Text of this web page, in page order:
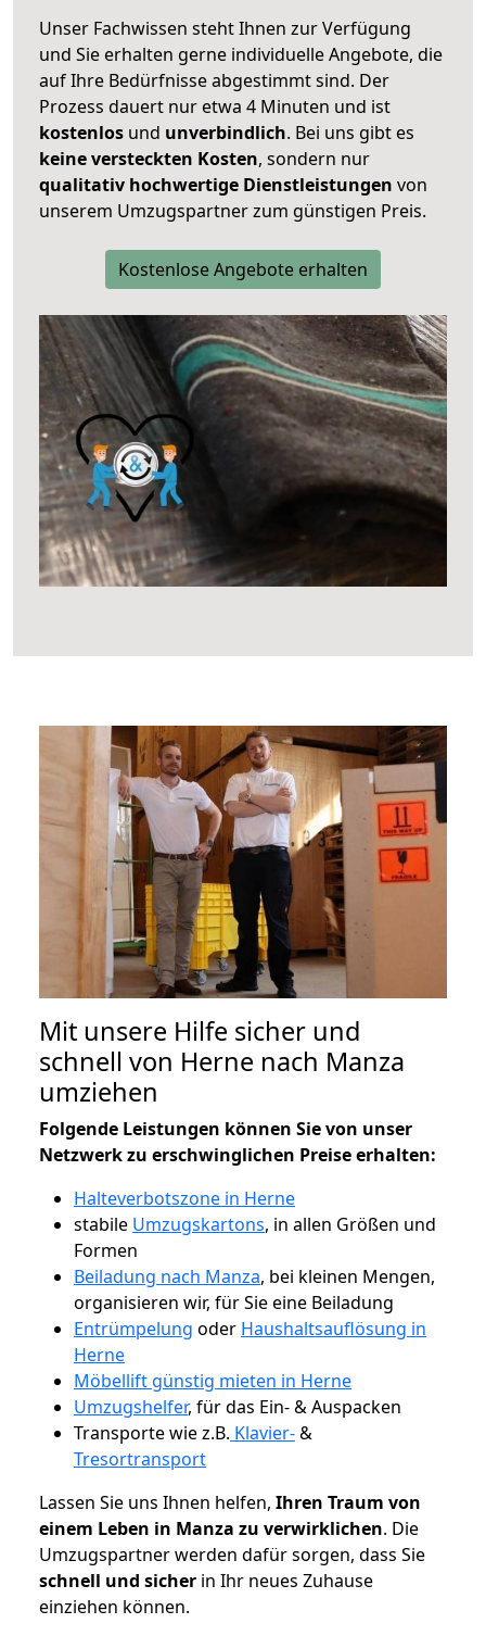
Unser Fachwissen steht Ihnen zur Verfügung
und Sie erhalten gerne individuelle Angebote, die
auf Ihre Bedürfnisse abgestimmt sind. Der
Prozess dauert nur etwa 4 Minuten und ist
kostenlos und unverbindlich. Bei uns gibt es
keine versteckten Kosten, sondern nur
qualitativ hochwertige Dienstleistungen von
unserem Umzugspartner zum günstigen Preis.
Kostenlose Angebote erhalten
Mit unsere Hilfe sicher und
schnell von Herne nach Manza
umziehen
Folgende Leistungen können Sie von unser
Netzwerk zu erschwinglichen Preise erhalten:
Halteverbotszone in Herne
stabile Umzugskartons, in allen Größen und
Formen
Beiladung nach Manza, bei kleinen Mengen,
organisieren wir, für Sie eine Beiladung
Entrümpelung oder Haushaltsauflösung in
Herne
Möbellift günstig mieten in Herne
Umzugshelfer, für das Ein- & Auspacken
Transporte wie z.B. Klavier-&
Tresortransport
Lassen Sie uns Ihnen helfen, Ihren Traum von
einem Leben in Manza zu verwirklichen. Die
Umzugspartner werden dafür sorgen, dass Sie
schnell und sicher in Ihr neues Zuhause
einziehen können.